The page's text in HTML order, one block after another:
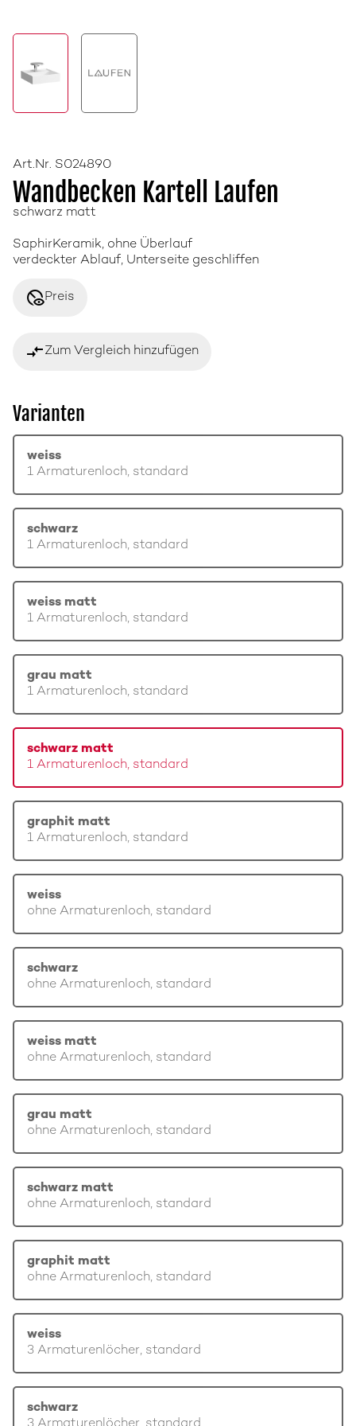
Art.Nr. S024890
Wandbecken Kartell Laufen
schwarz matt
SaphirKeramik, ohne Überlauf
verdeckter Ablauf, Unterseite geschliffen
disabled_visiblePreis
compare_arrowsZum Vergleich hinzufügen
Varianten
weiss
1 Armaturenloch, standard
schwarz
1 Armaturenloch, standard
weiss matt
1 Armaturenloch, standard
grau matt
1 Armaturenloch, standard
schwarz matt
1 Armaturenloch, standard
graphit matt
1 Armaturenloch, standard
weiss
ohne Armaturenloch, standard
schwarz
ohne Armaturenloch, standard
weiss matt
ohne Armaturenloch, standard
grau matt
ohne Armaturenloch, standard
schwarz matt
ohne Armaturenloch, standard
graphit matt
ohne Armaturenloch, standard
weiss
3 Armaturenlöcher, standard
schwarz